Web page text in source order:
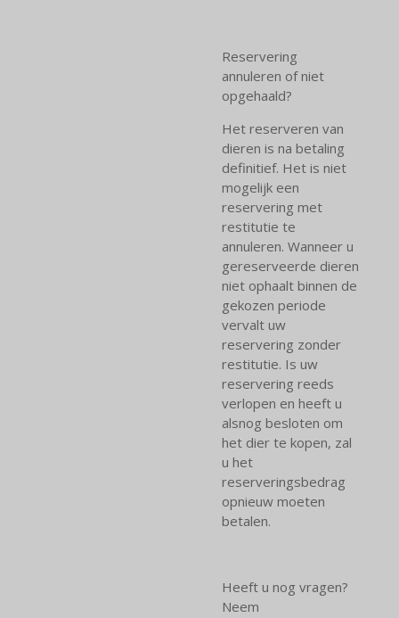
Reservering
annuleren of niet
opgehaald?
Het reserveren van
dieren is na betaling
definitief. Het is niet
mogelijk een
reservering met
restitutie te
annuleren. Wanneer u
gereserveerde dieren
niet ophaalt binnen de
gekozen periode
vervalt uw
reservering zonder
restitutie. Is uw
reservering reeds
verlopen en heeft u
alsnog besloten om
het dier te kopen, zal
u het
reserveringsbedrag
opnieuw moeten
betalen.
Heeft u nog vragen?
Neem